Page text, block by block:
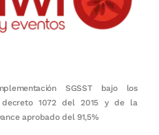
SGSST bajo los
decreto 1072 del 2015 y de la
aprobado del 91,5%